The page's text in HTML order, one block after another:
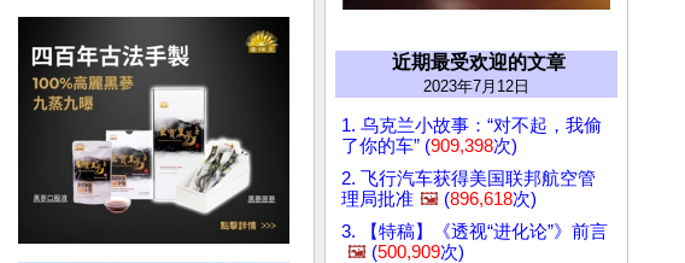
近期最受欢迎的文章
2023年7月12日
1. 乌克兰小故事：“对不起，我偷
了你的车” (909,398次)
2. 飞行汽车获得美国联邦航空管
理局批准 🖼️ (896,618次)
3. 【特稿】《透视“进化论”》前言
🖼️ (500,909次)